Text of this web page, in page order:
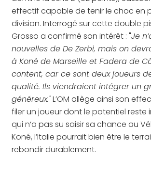
effectif capable de tenir le choc en
division. Interrogé sur cette double
Grosso a confirmé son intérêt : "Je
nouvelles de De Zerbi, mais on
à Koné de Marseille et Fadera de
content, car ce sont deux joueurs
qualité. Ils viendraient intégrer un
généreux."L’OM allège ainsi son
filer un joueur dont le potentiel reste
qui n’a pas su saisir sa chance au
Koné, l’Italie pourrait bien être le
rebondir durablement.